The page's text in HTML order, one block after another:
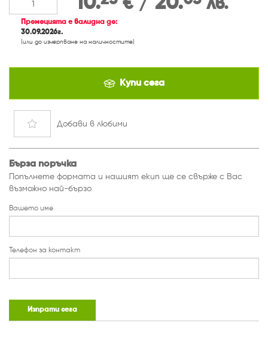
€ лв.
Промоцията е валидна до:
30.09.2026г.
(или до изчерпване на наличностите)
Купи сега
Добави в любими
Бърза поръчка
Попълнете формата и нашият екип ще се свърже с Вас
възможно най-бързо
Вашето име
Телефон за контакт
Изпрати сега